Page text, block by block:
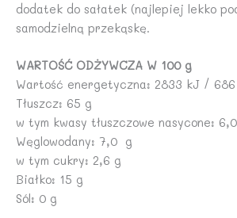
dodatek do sałatek (najlepiej lekko
samodzielną przekąskę.
WARTOŚĆ ODŻYWCZA W 100 g
Wartość energetyczna: 2833 kJ /
Tłuszcz: 65 g
w tym kwasy tłuszczowe nasycone:
Węglowodany: 7,0 g
w tym cukry: 2,6 g
Białko: 15 g
Sól: 0 g